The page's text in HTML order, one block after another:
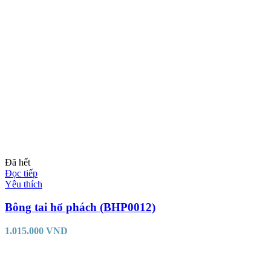
Đã hết
Đọc tiếp
Yêu thích
Bông tai hổ phách (BHP0012)
1.015.000 VND